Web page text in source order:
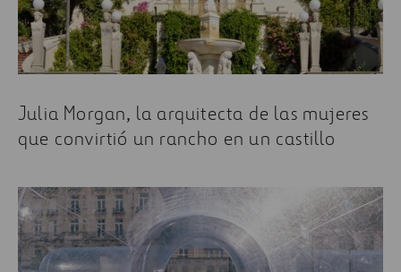
Julia Morgan, la arquitecta de las mujeres
que convirtió un rancho en un castillo